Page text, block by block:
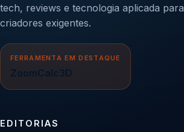
tech, reviews e tecnologia aplicada para
criadores exigentes.
FERRAMENTA EM DESTAQUE
ZoomCalc3D
EDITORIAS